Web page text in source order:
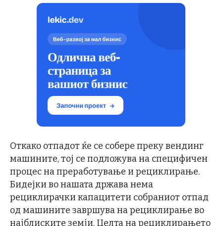
Откако отпадот ќе се собере преку вендинг
машините, тој се подложува на специфичен
процес на преработување и рециклирање.
Бидејки во нашата држава нема
рециклирачки капацитети собраниот отпад
од машините завршува на рециклирање во
најблиските земји. Целта на рециклирањето